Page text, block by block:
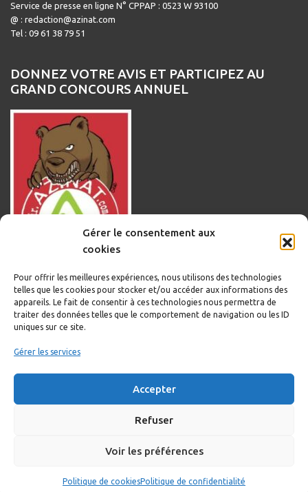
Gérer le consentement aux
cookies
Pour offrir les meilleures expériences, nous utilisons des technologies
telles que les cookies pour stocker et/ou accéder aux informations des
appareils. Le fait de consentir à ces technologies nous permettra de
traiter des données telles que le comportement de navigation ou les ID
uniques sur ce site.
Gérer les services
Accepter
Refuser
Voir les préférences
Politique de cookiesPolitique de confidentialité
Service de presse en ligne N° CPPAP : 0523 W 93100
@ : redaction@azinat.com
Tel : 09 61 38 79 51
DONNEZ VOTRE AVIS ET PARTICIPEZ AU
GRAND CONCOURS ANNUEL
Informations légales
Politique de cookies
SAS, powered by WordPress